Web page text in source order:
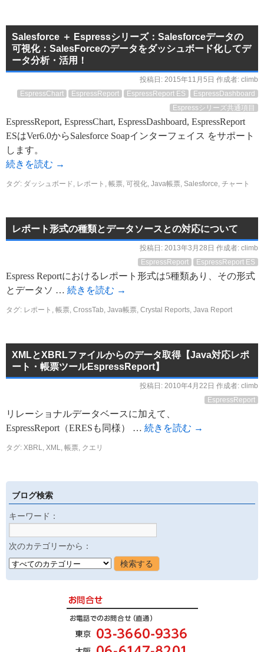
Salesforce ＋ Espressシリーズ：Salesforceデータの
可視化：SalesForceのデータをダッシュボード化してデ
ータ分析・活用！
投稿日: 2015年11月5日 作成者: climb
EspressChart
EspressReport EspressReport ES
EspressDashboard
Espressシリーズ共通項目
EspressReport, EspressChart, EspressDashboard, EspressReport
ESはVer6.0からSalesforce Soapインターフェイス をサポート
します。
続きを読む →
タグ: ダッシュボード, レポート , 帳票, 可視化, Java帳票, Salesforce, チャート
レポート形式の種類とデータソースとの対応について
投稿日: 2013年3月28日 作成者: climb
EspressReport
EspressReport ES
Espress Reportにおけるレポート形式は5種類あり、その形式
とデータソ … 続きを読む →
タグ: レポート , 帳票, CrossTab, Java帳票, Crystal Reports, Java Report
XMLとXBRLファイルからのデータ取得【Java対応レポ
ート・帳票ツールEspressReport】
投稿日: 2010年4月22日 作成者: climb
EspressReport
リレーショナルデータベースに加えて、
EspressReport（ERESも同様） … 続きを読む →
タグ: XBRL, XML, 帳票, クエリ
ブログ検索
キーワード：
次のカテゴリーから：